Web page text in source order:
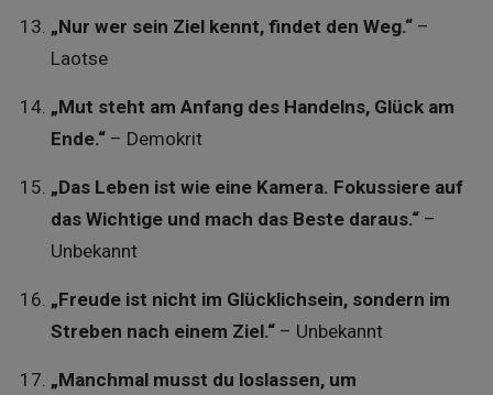
„Nur wer sein Ziel kennt, findet den Weg.“–
Laotse
„Mut steht am Anfang des Handelns, Glück am
Ende.“– Demokrit
„Das Leben ist wie eine Kamera. Fokussiere auf
das Wichtige und mach das Beste daraus.“–
Unbekannt
„Freude ist nicht im Glücklichsein, sondern im
Streben nach einem Ziel.“– Unbekannt
„Manchmal musst du loslassen, um